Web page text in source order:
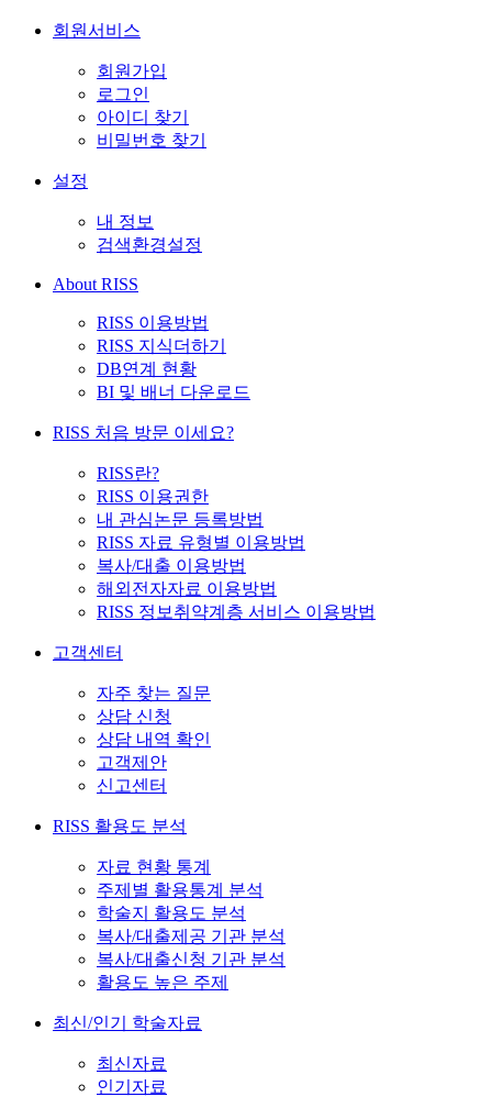
회원서비스
회원가입
로그인
아이디 찾기
비밀번호 찾기
설정
내 정보
검색환경설정
About RISS
RISS 이용방법
RISS 지식더하기
DB연계 현황
BI 및 배너 다운로드
RISS 처음 방문 이세요?
RISS란?
RISS 이용권한
내 관심논문 등록방법
RISS 자료 유형별 이용방법
복사/대출 이용방법
해외전자자료 이용방법
RISS 정보취약계층 서비스 이용방법
고객센터
자주 찾는 질문
상담 신청
상담 내역 확인
고객제안
신고센터
RISS 활용도 분석
자료 현황 통계
주제별 활용통계 분석
학술지 활용도 분석
복사/대출제공 기관 분석
복사/대출신청 기관 분석
활용도 높은 주제
최신/인기 학술자료
최신자료
인기자료